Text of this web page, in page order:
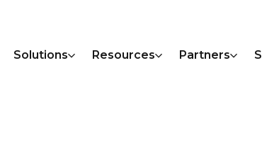
Solutions Resources Partners